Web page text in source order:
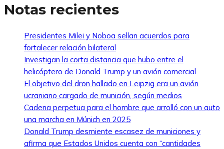
Notas recientes
Presidentes Milei y Noboa sellan acuerdos para
fortalecer relación bilateral
Investigan la corta distancia que hubo entre el
helicóptero de Donald Trump y un avión comercial
El objetivo del dron hallado en Leipzig era un avión
ucraniano cargado de munición, según medios
Cadena perpetua para el hombre que arrolló con un auto
una marcha en Múnich en 2025
Donald Trump desmiente escasez de municiones y
afirma que Estados Unidos cuenta con “cantidades